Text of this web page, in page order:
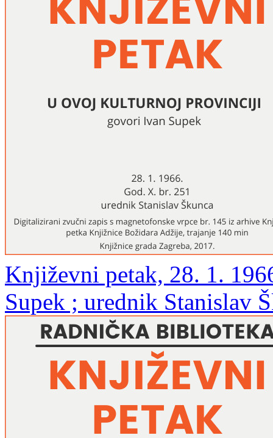
Književni petak, 28. 1.
Supek ; urednik Stanislav